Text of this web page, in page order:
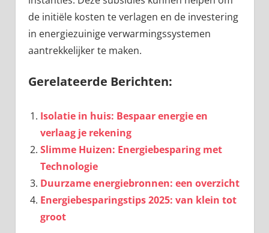
de initiële kosten te verlagen en de investering
in energiezuinige verwarmingssystemen
aantrekkelijker te maken.
Gerelateerde Berichten:
Isolatie in huis: Bespaar energie en
verlaag je rekening
Slimme Huizen: Energiebesparing met
Technologie
Duurzame energiebronnen: een overzicht
Energiebesparingstips 2025: van klein tot
groot